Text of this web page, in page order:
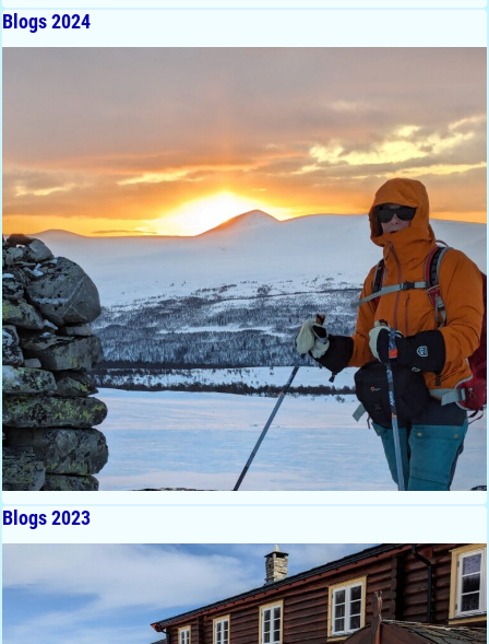
Blogs 2024
Blogs 2023